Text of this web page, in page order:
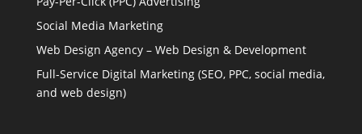
Social Media Marketing
Web Design Agency – Web Design & Development
Full-Service Digital Marketing (SEO, PPC, social media,
and web design)